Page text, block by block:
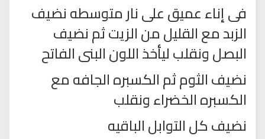
فى إناء عميق على نار متوسطه نضيف
الزبد مع القليل من الزيت ثم نضيف
البصل ونقلب ليأخذ اللون البنى الفاتح
نضيف الثوم ثم الكسبره الجافه مع
الكسبره الخضراء ونقلب
نضيف كل التوابل الباقيه